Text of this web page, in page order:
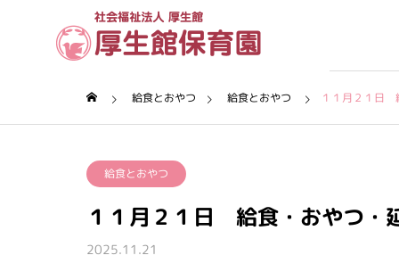
厚生館について
保育園について
給食とおやつ 給食とおやつ １１月２１日
給食とおやつ
１１月２１日 給食・おやつ・
2025.11.21